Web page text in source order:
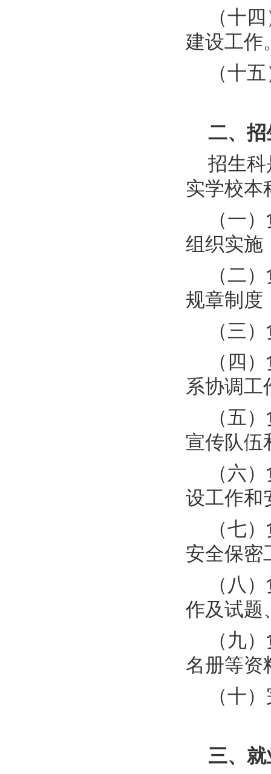
（十
建设工作
（十
二、
招生
实学校本
（一）
组织实施
（二）
规章制度
（三）
（四
系协调工
（五
宣传队伍
（六
设工作和
（七
安全保密
（八
作及试题
（九
名册等资
（十
三、